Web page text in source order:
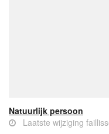
Natuurlijk persoon
Laatste wijziging